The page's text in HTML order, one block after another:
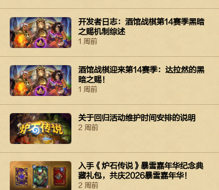
开发者日志：酒馆战棋第14赛季黑暗
之赐机制综述
1 周前
酒馆战棋迎来第14赛季：达拉然的黑
暗之赐！
1 周前
关于回归活动维护时间安排的说明
2 周前
入手《炉石传说》暴雪嘉年华纪念典
藏礼包，共庆2026暴雪嘉年华！
2 周前